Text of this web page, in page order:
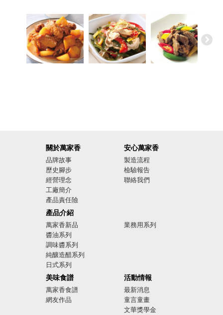
關於萬家香
品牌故事
歷史腳步
經營理念
工廠簡介
產品責任險
廣告影音
產品介紹
萬家香新品
醬油系列
調味醬系列
純釀造醋系列
日式系列
業務用系列
美味食譜
萬家香食譜
網友作品
安心萬家香
製造流程
檢驗報告
聯絡我們
活動情報
最新消息
童言童畫
文華獎學金